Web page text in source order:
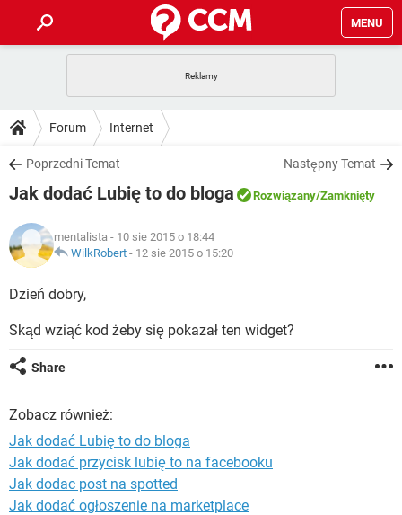
MENU
GRY
SPOTIFY
INSTAGRAM FACEBOOK
WINDOWS 10
PORADY
PlayStation
INSTAGRAM
WINDOWS 10
DO POBRANIA
ANDROID TIKTOK
GRY
IOS NETFLIX
INSTAGRAM
COVID-19
GRY
SPOTIFY
INSTAGRAM FACEBOOK
WINDOWS 10
ARTYKUŁY
COVID-19
INSTAGRAM
WINDOWS 10
Forum Internet
Poprzedni Temat Następny Temat
Jak dodać Lubię to do bloga Rozwiązany/Zamknięty
mentalista - 10 sie 2015 o 18:44
WilkRobert - 12 sie 2015 o 15:20
Dzień dobry,
Skąd wziąć kod żeby się pokazał ten widget?
Share
Zobacz również:
Jak dodać Lubię to do bloga
Jak dodać przycisk lubię to na facebooku
Jak dodac post na spotted
Jak dodać ogłoszenie na marketplace